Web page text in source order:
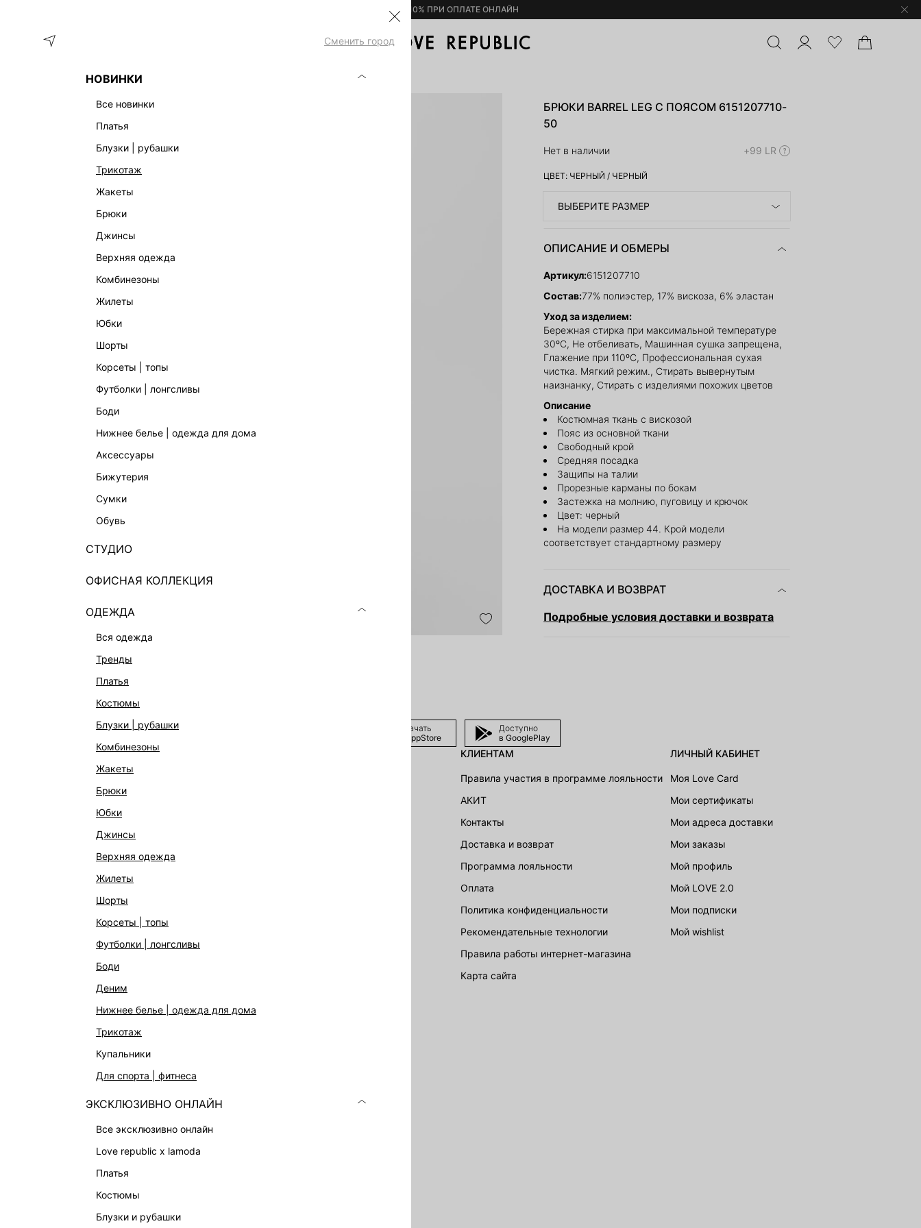
– 10% ПРИ ОПЛАТЕ ОНЛАЙН
Сменить город
НОВИНКИ
все новинки
платья
блузки | рубашки
трикотаж
жакеты
брюки
джинсы
верхняя одежда
комбинезоны
жилеты
юбки
шорты
корсеты | топы
футболки | лонгсливы
боди
нижнее белье | одежда для дома
аксессуары
бижутерия
сумки
обувь
СТУДИО
ОФИСНАЯ КОЛЛЕКЦИЯ
ОДЕЖДА
вся одежда
тренды
платья
костюмы
блузки | рубашки
комбинезоны
жакеты
брюки
юбки
джинсы
верхняя одежда
жилеты
шорты
корсеты | топы
футболки | лонгсливы
боди
деним
нижнее белье | одежда для дома
трикотаж
купальники
для спорта | фитнеса
ЭКСКЛЮЗИВНО ОНЛАЙН
все эксклюзивно онлайн
love republic x lamoda
платья
костюмы
блузки и рубашки
ОДЕЖДА БРЮКИ BARREL LEG С ПОЯСОМ 6151207710-50
БРЮКИ BARREL LEG С ПОЯСОМ 6151207710-
50
Нет в наличии +99 LR
ЦВЕТ: ЧЕРНЫЙ / ЧЕРНЫЙ
ВЫБЕРИТЕ РАЗМЕР
ОПИСАНИЕ И ОБМЕРЫ
Артикул:6151207710
Состав:77% полиэстер, 17% вискоза, 6% эластан
Уход за изделием:
Бережная стирка при максимальной температуре
30ºС, Не отбеливать, Машинная сушка запрещена,
Глажение при 110ºС, Профессиональная сухая
чистка. Мягкий режим., Стирать вывернутым
наизнанку, Стирать с изделиями похожих цветов
Описание
Костюмная ткань с вискозой
Пояс из основной ткани
Свободный крой
Средняя посадка
Защипы на талии
Прорезные карманы по бокам
Застежка на молнию, пуговицу и крючок
Цвет: черный
На модели размер 44. Крой модели
соответствует стандартному размеру
ДОСТАВКА И ВОЗВРАТ
Подробные условия доставки и возврата
Скачать
в AppStore
Доступно
в GooglePlay
ЭКСКЛЮЗИВНО ОНЛАЙН
АКСЕССУАРЫ | УКРАШЕНИЯ
ФИНАЛЬНАЯ РАСПРОДАЖА
ПОДАРОЧНЫЕ СЕРТИФИКАТЫ
ЛИМИТИРОВАННЫЕ КОЛЛЕКЦИИ
КАПСУЛЬНЫЙ ГАРДЕРОБ
БОХО-ШИК
В ОТТЕНКАХ СЕРОГО
LOVE REPUBLIC MAISON
ДАЙДЖЕСТ
КЛИЕНТАМ
Правила участия в программе лояльности
АКИТ
Контакты
Доставка и возврат
Программа лояльности
Оплата
Политика конфиденциальности
Рекомендательные технологии
Правила работы интернет-магазина
карта сайта
ЛИЧНЫЙ КАБИНЕТ
Моя Love Card
Мои сертификаты
Мои адреса доставки
Мои заказы
Мой профиль
Мой LOVE 2.0
Мои подписки
Мой wishlist